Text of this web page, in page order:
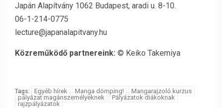
Japán Alapítvány 1062 Budapest, aradi u. 8-10.
06-1-214-0775
lecture@japanalapitvany.hu
Közreműködő partnereink: © Keiko Takemiya
Tags: Egyéb hírek Manga dömping!
Mangarajzoló kurzus
pályázat magánszemélyeknek
Pályázatok diákoknak
rajzpályázatok